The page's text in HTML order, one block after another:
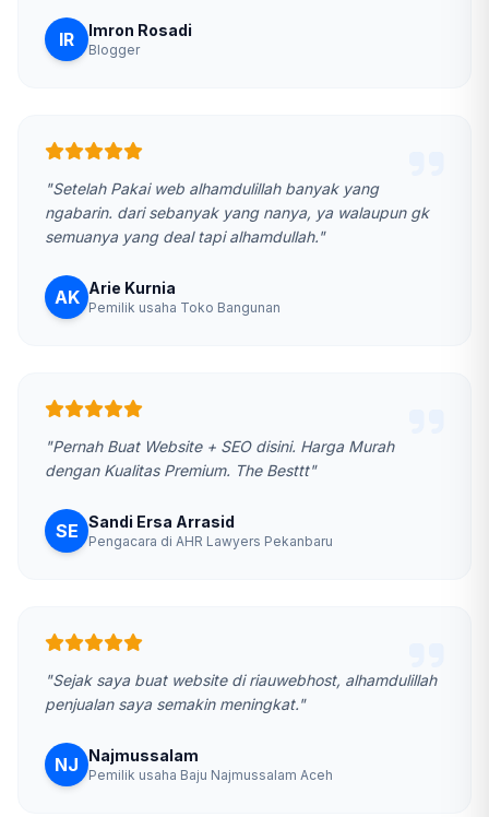
IR Imron Rosadi
Blogger
"Setelah Pakai web alhamdulillah banyak yang
ngabarin. dari sebanyak yang nanya, ya walaupun gk
semuanya yang deal tapi alhamdullah."
AK Arie Kurnia
Pemilik usaha Toko Bangunan
"Pernah Buat Website + SEO disini. Harga Murah
dengan Kualitas Premium. The Besttt"
SE Sandi Ersa Arrasid
Pengacara di AHR Lawyers Pekanbaru
"Sejak saya buat website di riauwebhost, alhamdulillah
penjualan saya semakin meningkat."
NJ Najmussalam
Pemilik usaha Baju Najmussalam Aceh